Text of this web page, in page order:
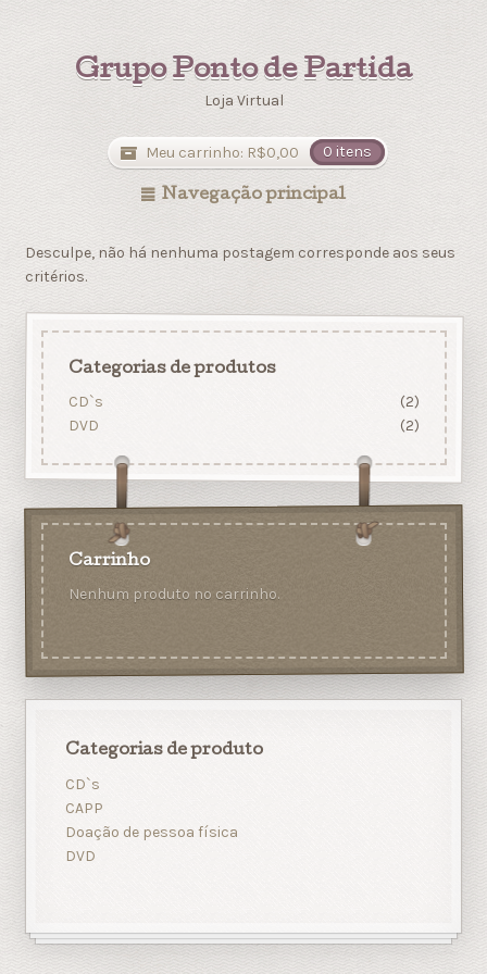
Grupo Ponto de Partida
Loja Virtual
Meu carrinho: R$0,00 0 itens
Navegação principal
Desculpe, não há nenhuma postagem corresponde aos seus
critérios.
Categorias de produtos
CD`s
(2)
DVD
(2)
Carrinho
Nenhum produto no carrinho.
Categorias de produto
CD`s
CAPP
Doação de pessoa física
DVD